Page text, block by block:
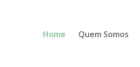
Home Quem Somos